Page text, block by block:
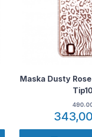
Maska Dusty Rose
343,00